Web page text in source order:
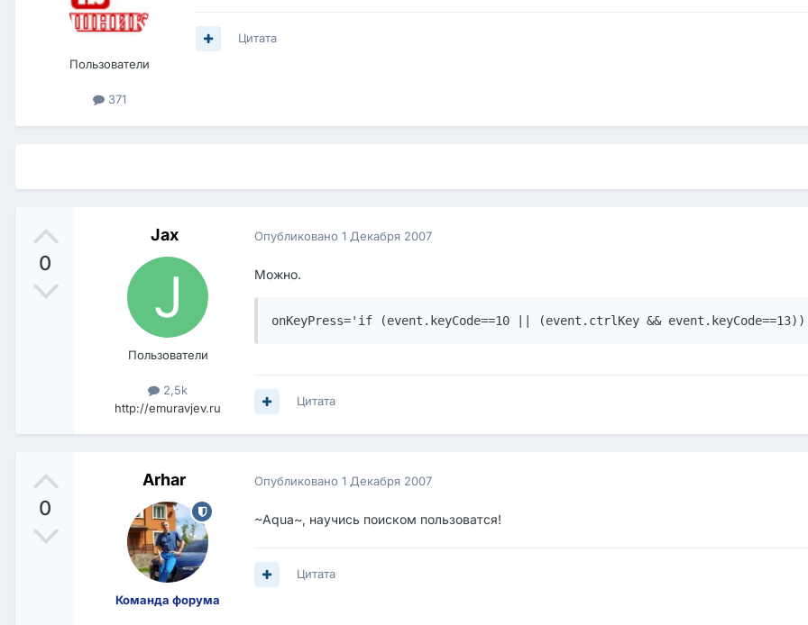
Пользователи
371
Цитата
0
Jax
Пользователи
2,5k
http://emuravjev.ru
Опубликовано 1 Декабря 2007
Можно.
onKeyPress='if (event.keyCode==10 || (event.ctrlKey &&
Цитата
0
Arhar
Команда форума
Опубликовано 1 Декабря 2007
~Aqua~, научись поиском пользоватся!
Цитата